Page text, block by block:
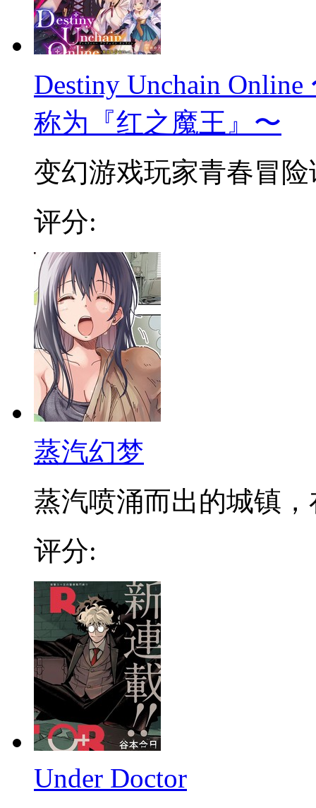
Destiny Unchain
称为『红之魔王』〜
变幻游戏玩家青春冒险
评分:
蒸汽幻梦
蒸汽喷涌而出的城镇，
评分:
Under Doctor